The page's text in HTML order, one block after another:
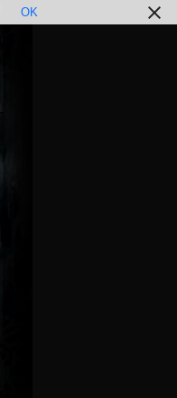
OK